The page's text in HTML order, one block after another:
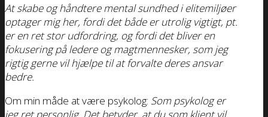
At skabe og håndtere mental sundhed i elitemiljøer
optager mig her, fordi det både er utrolig vigtigt, pt.
er en ret stor udfordring, og fordi det bliver en
fokusering på ledere og magtmennesker, som jeg
rigtig gerne vil hjælpe til at forvalte deres ansvar
bedre.
Om min måde at være psykolog: Som psykolog er